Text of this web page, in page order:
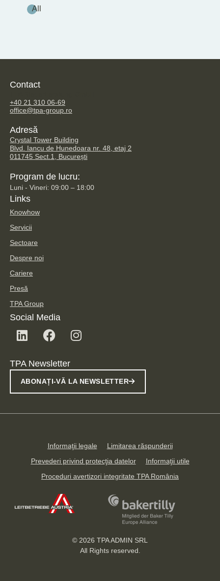
All
Contact
+40 21 310 06-69
office@tpa-group.ro
Adresă
Crystal Tower Building
Blvd. Iancu de Hunedoara nr. 48, etaj 2
011745 Sect.1, București
Program de lucru:
Luni - Vineri: 09:00 – 18:00
Links
Knowhow
Servicii
Sectoare
Despre noi
Cariere
Presă
TPA Group
Social Media
TPA Newsletter
ABONAȚI-VĂ LA NEWSLETTER
Informaţii legale
Limitarea răspunderii
Prevederi privind protecţia datelor
Informaţii utile
Proceduri avertizori integritate TPA România
© 2026 TPA ADMIN SRL
All Rights reserved.